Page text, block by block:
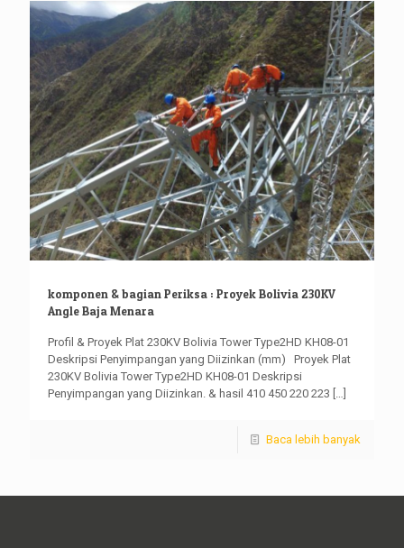
komponen & bagian Periksa : Proyek Bolivia 230KV
Angle Baja Menara
Profil & Proyek Plat 230KV Bolivia Tower Type2HD KH08-01
Deskripsi Penyimpangan yang Diizinkan (mm) Proyek Plat
230KV Bolivia Tower Type2HD KH08-01 Deskripsi
Penyimpangan yang Diizinkan. & hasil 410 450 220 223 […]
Baca lebih banyak